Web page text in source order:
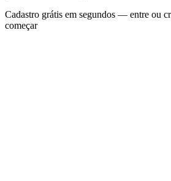
Cadastro grátis em segundos — entre ou
começar